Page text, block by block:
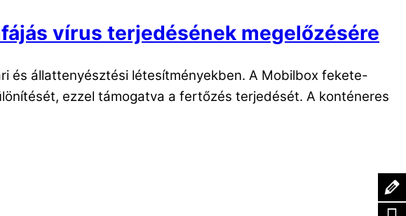
vírus terjedésének megelőzésére
és állattenyésztési létesítményekben. A Mobilbox fekete-
ezzel támogatva a fertőzés terjedését. A konténeres